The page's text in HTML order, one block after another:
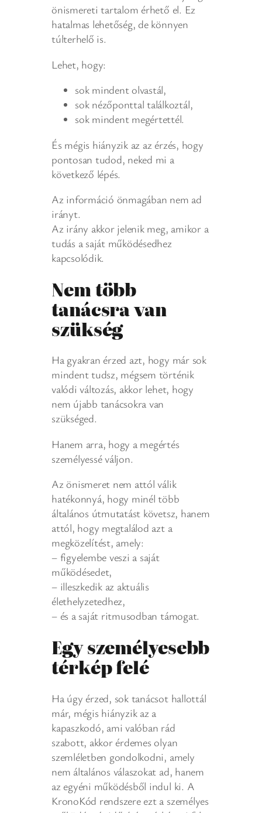
önismereti tartalom érhető el. Ez
hatalmas lehetőség, de könnyen
túlterhelő is.
Lehet, hogy:
sok mindent olvastál,
sok nézőponttal találkoztál,
sok mindent megértettél.
És mégis hiányzik az az érzés, hogy
pontosan tudod, neked mi a
következő lépés.
Az információ önmagában nem ad
irányt.
Az irány akkor jelenik meg, amikor a
tudás a saját működésedhez
kapcsolódik.
Nem több
tanácsra van
szükség
Ha gyakran érzed azt, hogy már sok
mindent tudsz, mégsem történik
valódi változás, akkor lehet, hogy
nem újabb tanácsokra van
szükséged.
Hanem arra, hogy a megértés
személyessé váljon.
Az önismeret nem attól válik
hatékonnyá, hogy minél több
általános útmutatást követsz, hanem
attól, hogy megtalálod azt a
megközelítést, amely:
– figyelembe veszi a saját
működésedet,
– illeszkedik az aktuális
élethelyzetedhez,
– és a saját ritmusodban támogat.
Egy személyesebb
térkép felé
Ha úgy érzed, sok tanácsot hallottál
már, mégis hiányzik az a
kapaszkodó, ami valóban rád
szabott, akkor érdemes olyan
szemléletben gondolkodni, amely
nem általános válaszokat ad, hanem
az egyéni működésből indul ki. A
KronoKód rendszere ezt a személyes